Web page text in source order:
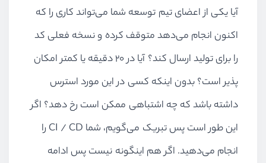
آیا یکی از اعضای تیم توسعه شما می‌تواند کاری را که
اکنون انجام می‌دهد متوقف کرده و نسخه فعلی کد
را برای تولید ارسال کند؟ آیا در 20 دقیقه یا کمتر امکان
پذیر است؟ بدون اینکه کسی در این مورد استرس
داشته باشد که چه اشتباهی ممکن است رخ دهد؟ اگر
این طور است پس تبریک می‌گویم، شما CI / CDرا
انجام می‌دهید. اگر هم اینگونه نیست پس ادامه